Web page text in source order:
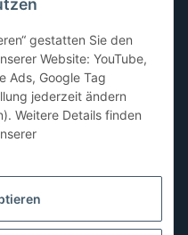
gestatten Sie den
Website: YouTube,
Ads, Google Tag
jederzeit ändern
Weitere Details finden